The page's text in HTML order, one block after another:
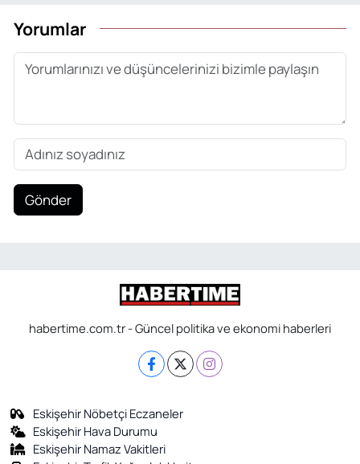
Yorumlar
Gönder
habertime.com.tr - Güncel politika ve ekonomi haberleri
Eskişehir Nöbetçi Eczaneler
Eskişehir Hava Durumu
Eskişehir Namaz Vakitleri